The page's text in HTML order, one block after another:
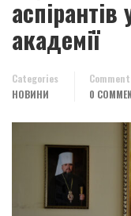
аспірантів
академії
Categories
НОВИНИ
0